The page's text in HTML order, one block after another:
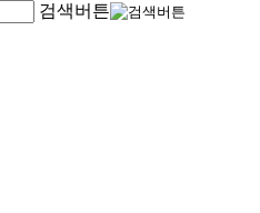
검색버튼